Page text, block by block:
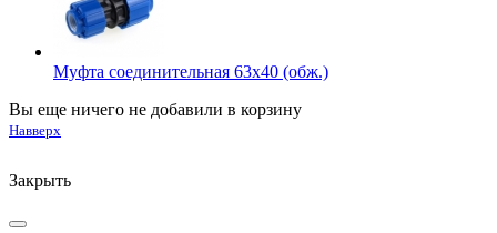
Муфта соединительная 63х40 (обж.)
Вы еще ничего не добавили в корзину
Навверх
Закрыть